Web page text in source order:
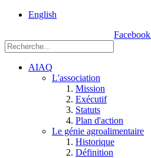
English
Facebook
AIAQ
L'association
Mission
Exécutif
Statuts
Plan d'action
Le génie agroalimentaire
Historique
Définition
Einstein, Québec
G1P